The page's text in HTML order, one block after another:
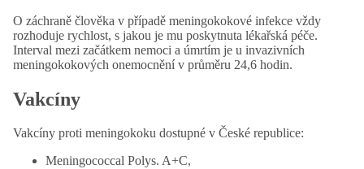
O záchraně člověka v případě meningokokové infekce vždy
rozhoduje rychlost, s jakou je mu poskytnuta lékařská péče.
Interval mezi začátkem nemoci a úmrtím je u invazivních
meningokokových onemocnění v průměru 24,6 hodin.
Vakcíny
Vakcíny proti meningokoku dostupné v České republice:
Meningococcal Polys. A+C,